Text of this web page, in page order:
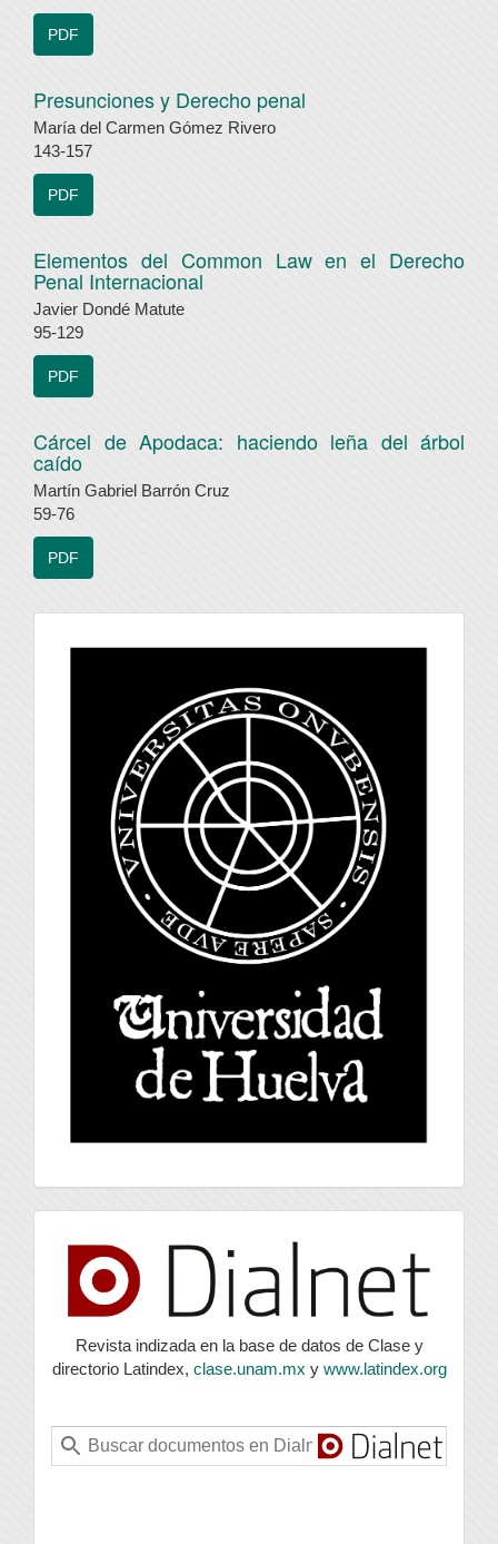
PDF
Presunciones y Derecho penal
María del Carmen Gómez Rivero
143-157
PDF
Elementos del Common Law en el Derecho
Penal Internacional
Javier Dondé Matute
95-129
PDF
Cárcel de Apodaca: haciendo leña del árbol
caído
Martín Gabriel Barrón Cruz
59-76
PDF
universidad
index
Revista indizada en la base de datos de Clase y
directorio Latindex, clase.unam.mx y www.latindex.org